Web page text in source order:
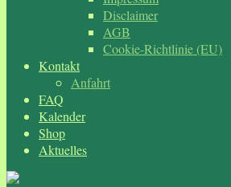
Disclaimer
AGB
Cookie-Richtlinie (EU)
Kontakt
Anfahrt
FAQ
Kalender
Shop
Aktuelles